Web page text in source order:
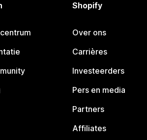
Shopify
Over ons
Carrières
Investeerders
Pers en media
Partners
Affiliates